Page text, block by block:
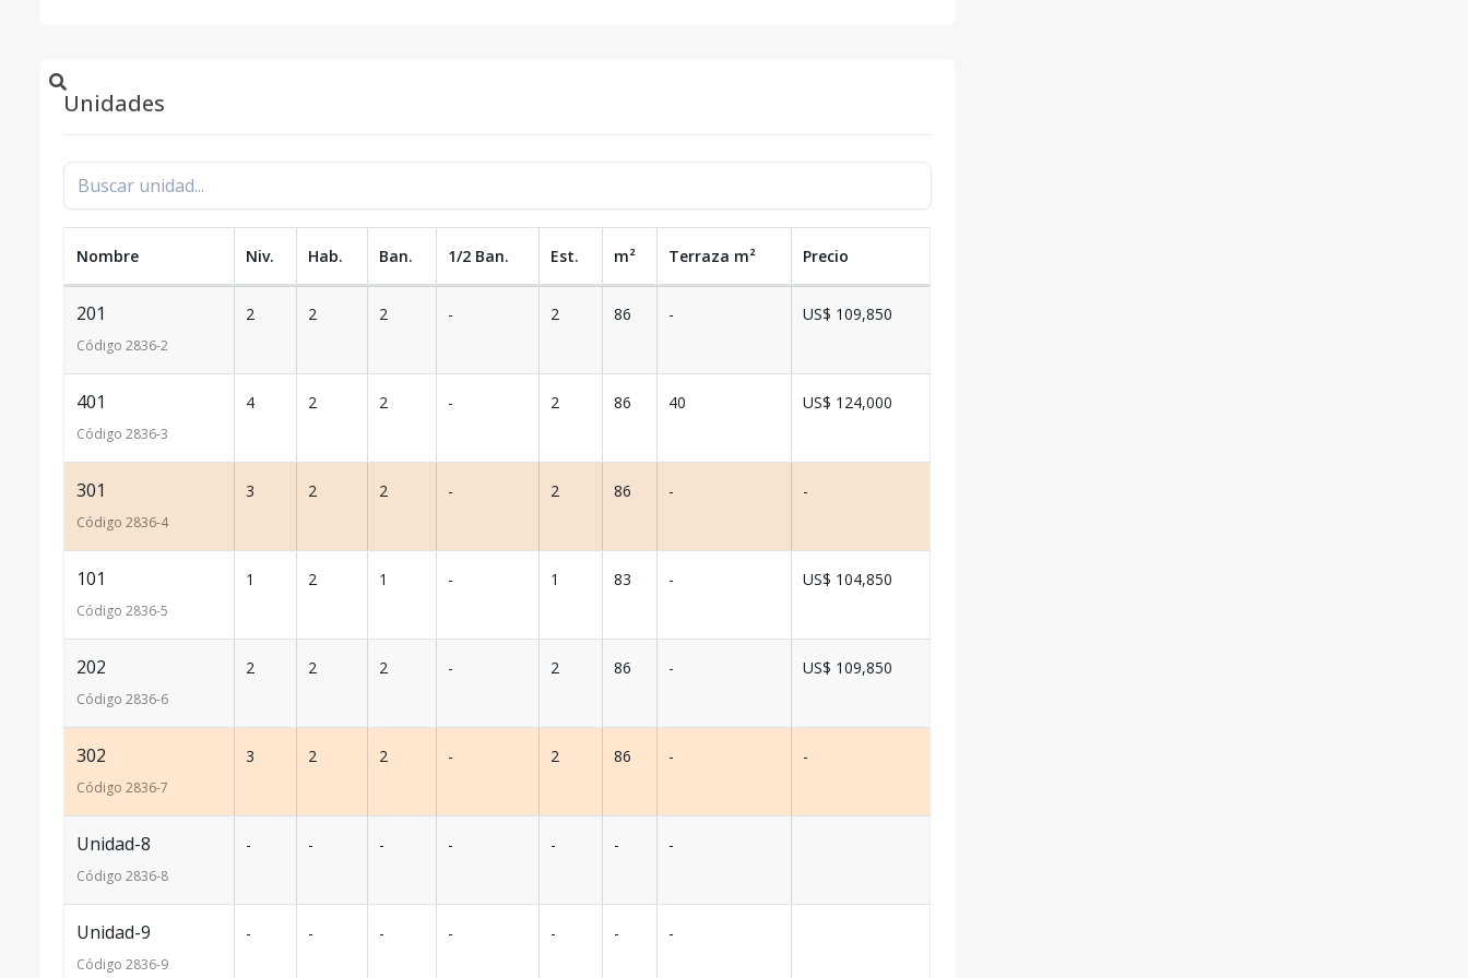
Unidades
Nombre Niv. Hab. Ban. 1/2 Ban. Est. m² Terraza m² Precio
201
Código 2836-2
2 2 2 - 2 86 - US$ 109,850
401
Código 2836-3
4 2 2 - 2 86 40 US$ 124,000
301
Código 2836-4
3 2 2 - 2 86 - -
101
Código 2836-5
1 2 1 - 1 83 - US$ 104,850
202
Código 2836-6
2 2 2 - 2 86 - US$ 109,850
302
Código 2836-7
3 2 2 - 2 86 - -
Unidad-8
Código 2836-8
- - - - - - -
Unidad-9
Código 2836-9
- - - - - - -